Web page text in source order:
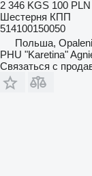
2 346 KGS 100 PLN
Шестерня КПП
514100150050
Польша,
PHU "Karetina"
Связаться с